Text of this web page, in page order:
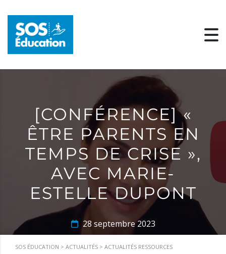
[CONFÉRENCE] «
ÊTRE PARENTS EN
TEMPS DE CRISE »,
AVEC MARIE-
ESTELLE DUPONT
SOS ÉDUCATION > ACTUALITÉS > ACTUALITÉS RESSOURCES
28 septembre 2023